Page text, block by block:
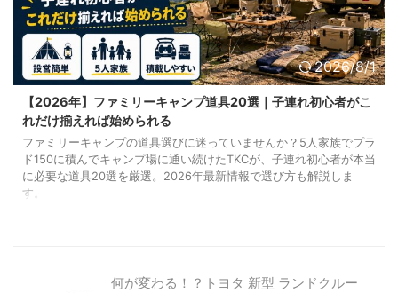
2026/8/1
【2026年】ファミリーキャンプ道具20選｜子連れ初心者がこ
れだけ揃えれば始められる
ファミリーキャンプの道具選びに迷っていませんか？5人家族でプラ
ド150に積んでキャンプ場に通い続けたTKCが、子連れ初心者が本当
に必要な道具20選を厳選。2026年最新情報で選び方も解説しま
す。
何が変わる！？トヨタ 新型 ランドクルー